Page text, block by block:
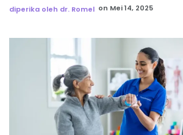
diperika oleh dr. Romel on Mei 14, 2025